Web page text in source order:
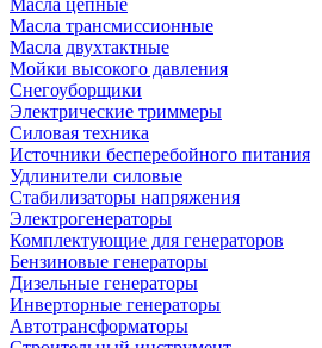
Масла цепные
Масла трансмиссионные
Масла двухтактные
Мойки высокого давления
Снегоуборщики
Электрические триммеры
Силовая техника
Источники бесперебойного питания
Удлинители силовые
Стабилизаторы напряжения
Электрогенераторы
Комплектующие для генераторов
Бензиновые генераторы
Дизельные генераторы
Инверторные генераторы
Автотрансформаторы